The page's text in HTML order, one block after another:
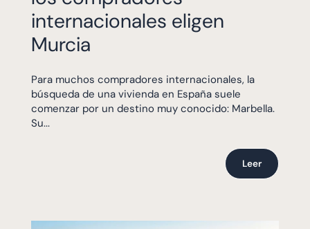
internacionales eligen
Murcia
Para muchos compradores internacionales, la
búsqueda de una vivienda en España suele
comenzar por un destino muy conocido: Marbella.
Su...
Leer